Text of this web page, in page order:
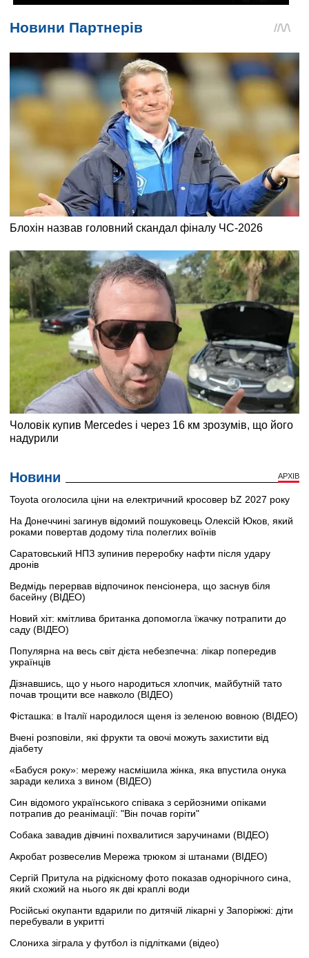
Новини АРХІВ
Toyota оголосила ціни на електричний кросовер bZ 2027 року
На Донеччині загинув відомий пошуковець Олексій Юков, який
роками повертав додому тіла полеглих воїнів
Саратовський НПЗ зупинив переробку нафти після удару
дронів
Ведмідь перервав відпочинок пенсіонера, що заснув біля
басейну (ВІДЕО)
Новий хіт: кмітлива британка допомогла їжачку потрапити до
саду (ВІДЕО)
Популярна на весь світ дієта небезпечна: лікар попередив
українців
Дізнавшись, що у нього народиться хлопчик, майбутній тато
почав трощити все навколо (ВІДЕО)
Фісташка: в Італії народилося щеня із зеленою вовною (ВІДЕО)
Вчені розповіли, які фрукти та овочі можуть захистити від
діабету
«Бабуся року»: мережу насмішила жінка, яка впустила онука
заради келиха з вином (ВІДЕО)
Син відомого українського співака з серйозними опіками
потрапив до реанімації: "Він почав горіти"
Собака завадив дівчині похвалитися заручинами (ВІДЕО)
Акробат розвеселив Мережа трюком зі штанами (ВІДЕО)
Сергій Притула на рідкісному фото показав однорічного сина,
який схожий на нього як дві краплі води
Російські окупанти вдарили по дитячій лікарні у Запоріжжі: діти
перебували в укритті
Слониха зіграла у футбол із підлітками (відео)